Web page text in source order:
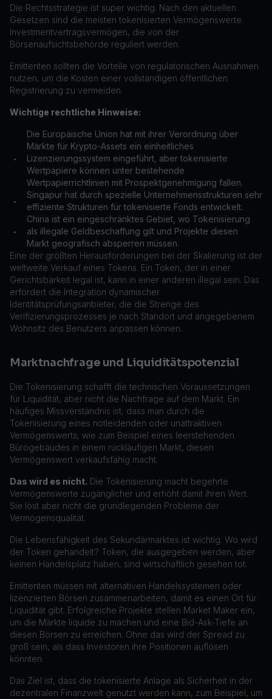
Die Rechtsstrategie ist super wichtig. Nach den aktuellen
Gesetzen sind die meisten tokenisierten Vermögenswerte
Investmentvertragsvermögen, die von der
Börsenaufsichtsbehörde reguliert werden.
Emittenten sollten die Vorteile von regulatorischen Ausnahmen
nutzen, um die Kosten einer vollständigen öffentlichen
Registrierung zu vermeiden.
Wichtige rechtliche Hinweise:
•
Die Europäische Union hat mit ihrer Verordnung über
Märkte für Krypto-Assets ein einheitliches
Lizenzierungssystem eingeführt, aber tokenisierte
Wertpapiere können unter bestehende
Wertpapierrichtlinien mit Prospektgenehmigung fallen.
•
Singapur hat durch spezielle Unternehmensstrukturen sehr
effiziente Strukturen für tokenisierte Fonds entwickelt.
•
China ist ein eingeschränktes Gebiet, wo Tokenisierung
als illegale Geldbeschaffung gilt und Projekte diesen
Markt geografisch absperren müssen.
Eine der größten Herausforderungen bei der Skalierung ist der
weltweite Verkauf eines Tokens. Ein Token, der in einer
Gerichtsbarkeit legal ist, kann in einer anderen illegal sein. Das
erfordert die Integration dynamischer
Identitätsprüfungsanbieter, die die Strenge des
Verifizierungsprozesses je nach Standort und angegebenem
Wohnsitz des Benutzers anpassen können.
Marktnachfrage und Liquiditätspotenzial
Die Tokenisierung schafft die technischen Voraussetzungen
für Liquidität, aber nicht die Nachfrage auf dem Markt. Ein
häufiges Missverständnis ist, dass man durch die
Tokenisierung eines notleidenden oder unattraktiven
Vermögenswerts, wie zum Beispiel eines leerstehenden
Bürogebäudes in einem rückläufigen Markt, diesen
Vermögenswert verkaufsfähig macht.
Das wird es nicht. Die Tokenisierung macht begehrte
Vermögenswerte zugänglicher und erhöht damit ihren Wert.
Sie löst aber nicht die grundlegenden Probleme der
Vermögensqualität.
Die Lebensfähigkeit des Sekundärmarktes ist wichtig. Wo wird
der Token gehandelt? Token, die ausgegeben werden, aber
keinen Handelsplatz haben, sind wirtschaftlich gesehen tot.
Emittenten müssen mit alternativen Handelssystemen oder
lizenzierten Börsen zusammenarbeiten, damit es einen Ort für
Liquidität gibt. Erfolgreiche Projekte stellen Market Maker ein,
um die Märkte liquide zu machen und eine Bid-Ask-Tiefe an
diesen Börsen zu erreichen. Ohne das wird der Spread zu
groß sein, als dass Investoren ihre Positionen auflösen
könnten.
Das Ziel ist, dass die tokenisierte Anlage als Sicherheit in der
dezentralen Finanzwelt genutzt werden kann, zum Beispiel, um